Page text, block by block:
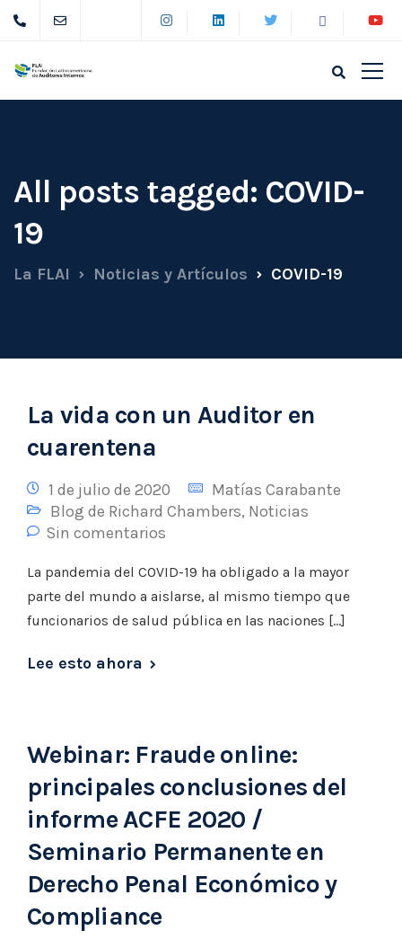
All posts tagged: COVID-
19
La FLAI Noticias y Artículos COVID-19
​La vida con un Auditor en
cuarentena
1 de julio de 2020
Matías Carabante
Blog de Richard Chambers, Noticias
Sin comentarios
La pandemia del COVID-19 ha obligado a la mayor
parte del mundo a aislarse, al mismo tiempo que
funcionarios de salud pública en las naciones […]
Lee esto ahora
Webinar: Fraude online:
principales conclusiones del
informe ACFE 2020 /
Seminario Permanente en
Derecho Penal Económico y
Compliance